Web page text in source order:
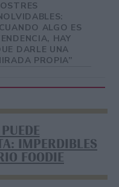
ALGO ES
HAY
DARLE UNA
PROPIA”
IMPERDIBLES
FOODIE